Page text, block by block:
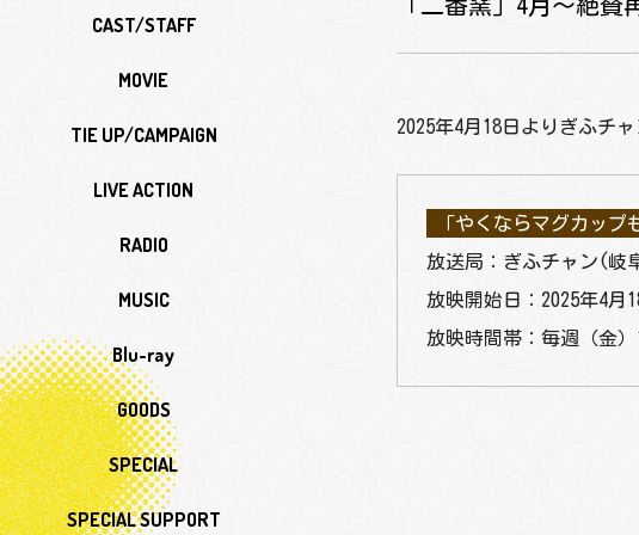
CAST/STAFF
MOVIE
TIE UP/CAMPAIGN
LIVE ACTION
RADIO
MUSIC
Blu-ray
GOODS
SPECIAL
SPECIAL SUPPORT
「二番窯」4月～絶賛
2025年4月18日よりぎふチ
「やくならマグカッ
放送局：ぎふチャン(岐
放映開始日：2025年4月
放映時間帯：毎週（金